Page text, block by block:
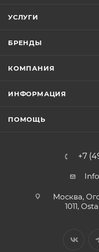
УСЛУГИ
БРЕНДЫ
КОМПАНИЯ
ИНФОРМАЦИЯ
ПОМОЩЬ
+7
Москва,
1011,